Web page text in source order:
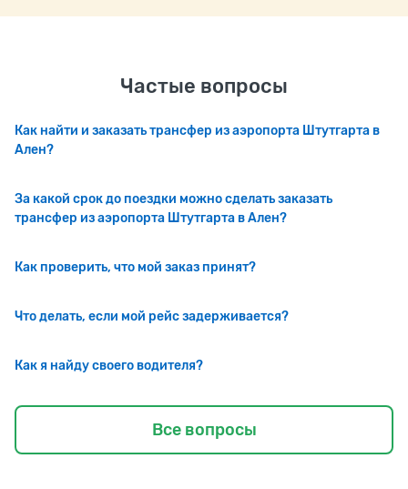
Частые вопросы
Как найти и заказать трансфер из аэропорта Штутгарта в
Ален?
За какой срок до поездки можно сделать заказать
трансфер из аэропорта Штутгарта в Ален?
Как проверить, что мой заказ принят?
Что делать, если мой рейс задерживается?
Как я найду своего водителя?
Все вопросы